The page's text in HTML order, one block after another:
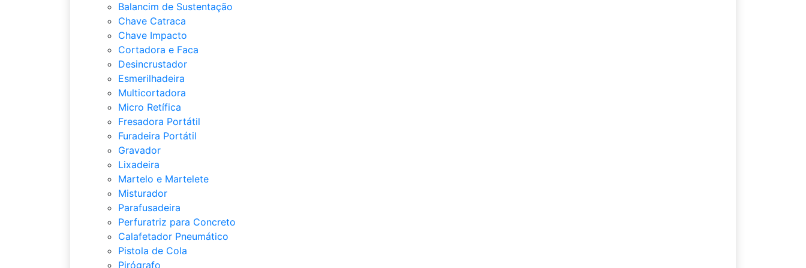
Balancim de Sustentação
Chave Catraca
Chave Impacto
Cortadora e Faca
Desincrustador
Esmerilhadeira
Multicortadora
Micro Retífica
Fresadora Portátil
Furadeira Portátil
Gravador
Lixadeira
Martelo e Martelete
Misturador
Parafusadeira
Perfuratriz para Concreto
Calafetador Pneumático
Pistola de Cola
Pirógrafo